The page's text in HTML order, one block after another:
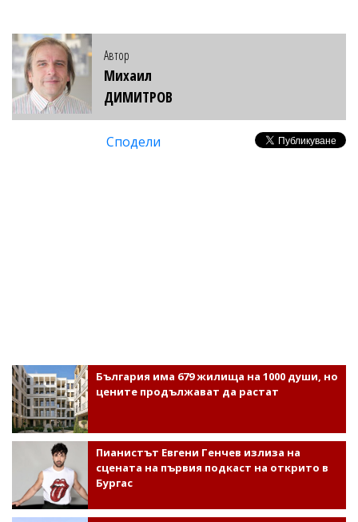
Автор
Михаил
ДИМИТРОВ
Сподели
България има 679 жилища на 1000 души, но
цените продължават да растат
Пианистът Евгени Генчев излиза на
сцената на първия подкаст на открито в
Бургас